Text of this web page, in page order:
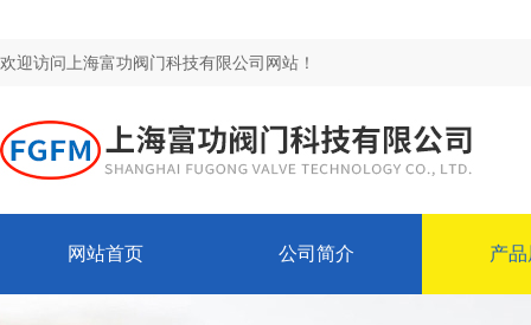
欢迎访问上海富功阀门科技有限公司网站！
网站首页 公司简介 产